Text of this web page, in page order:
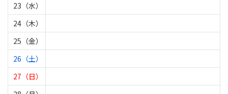
23（水）
24（木）
25（金）
26（土）
27（日）